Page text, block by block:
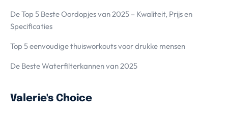
De Top 5 Beste Oordopjes van 2025 – Kwaliteit, Prijs en
Specificaties
Top 5 eenvoudige thuisworkouts voor drukke mensen
De Beste Waterfilterkannen van 2025
Valerie's Choice